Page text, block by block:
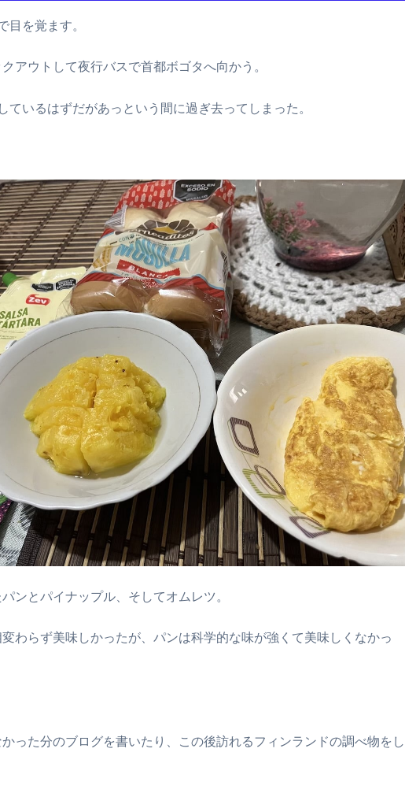
目を覚ます。
アウトして夜行バスで首都ボゴタへ向かう。
ているはずだがあっという間に過ぎ去ってしまった。
ンとパイナップル、そしてオムレツ。
わらず美味しかったが、パンは科学的な味が強くて美味しくなかっ
った分のブログを書いたり、この後訪れるフィンランドの調べ物をし